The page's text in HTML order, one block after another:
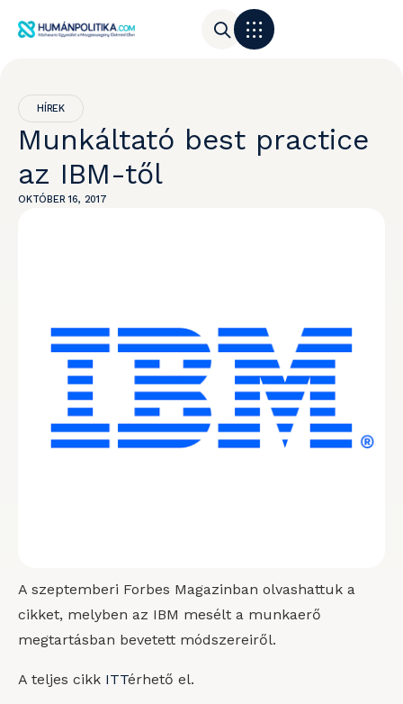
HÍREK
Munkáltató best practice
az IBM-től
OKTÓBER 16, 2017
A szeptemberi Forbes Magazinban olvashattuk a
cikket, melyben az IBM mesélt a munkaerő
megtartásban bevetett módszereiről.
A teljes cikk ITTérhető el.